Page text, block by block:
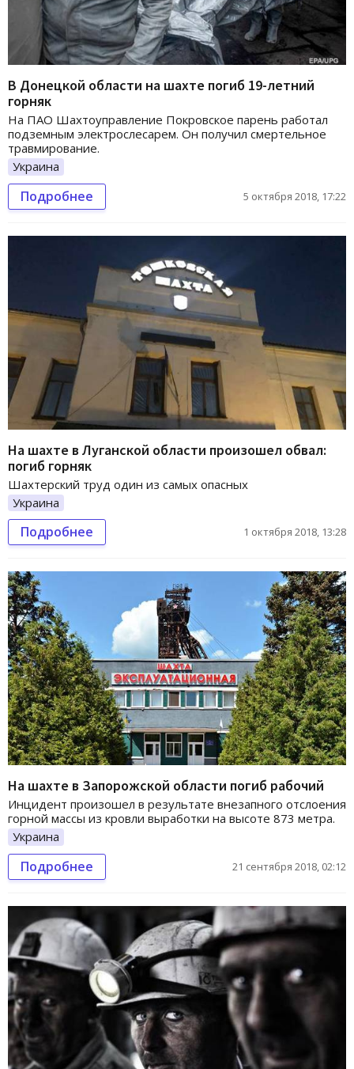
В Донецкой области на шахте погиб 19-летний
горняк
На ПАО Шахтоуправление Покровское парень работал
подземным электрослесарем. Он получил смертельное
травмирование.
Украина
Подробнее 5 октября 2018, 17:22
На шахте в Луганской области произошел обвал:
погиб горняк
Шахтерский труд один из самых опасных
Украина
Подробнее 1 октября 2018, 13:28
На шахте в Запорожской области погиб рабочий
Инцидент произошел в результате внезапного отслоения
горной массы из кровли выработки на высоте 873 метра.
Украина
Подробнее 21 сентября 2018, 02:12